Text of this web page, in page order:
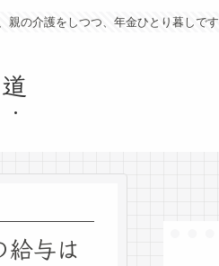
親の介護をしつつ、年金ひとり暮しです
給与は